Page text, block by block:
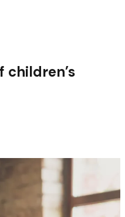
children’s